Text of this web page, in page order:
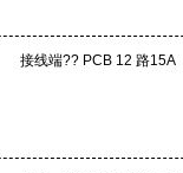
接线端?? PCB 12 路15A